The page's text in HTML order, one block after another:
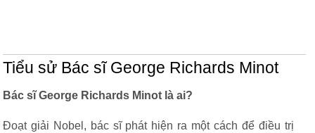
Tiểu sử Bác sĩ George Richards Minot
Bác sĩ George Richards Minot là ai?
Đoạt giải Nobel, bác sĩ phát hiện ra một cách để điều trị